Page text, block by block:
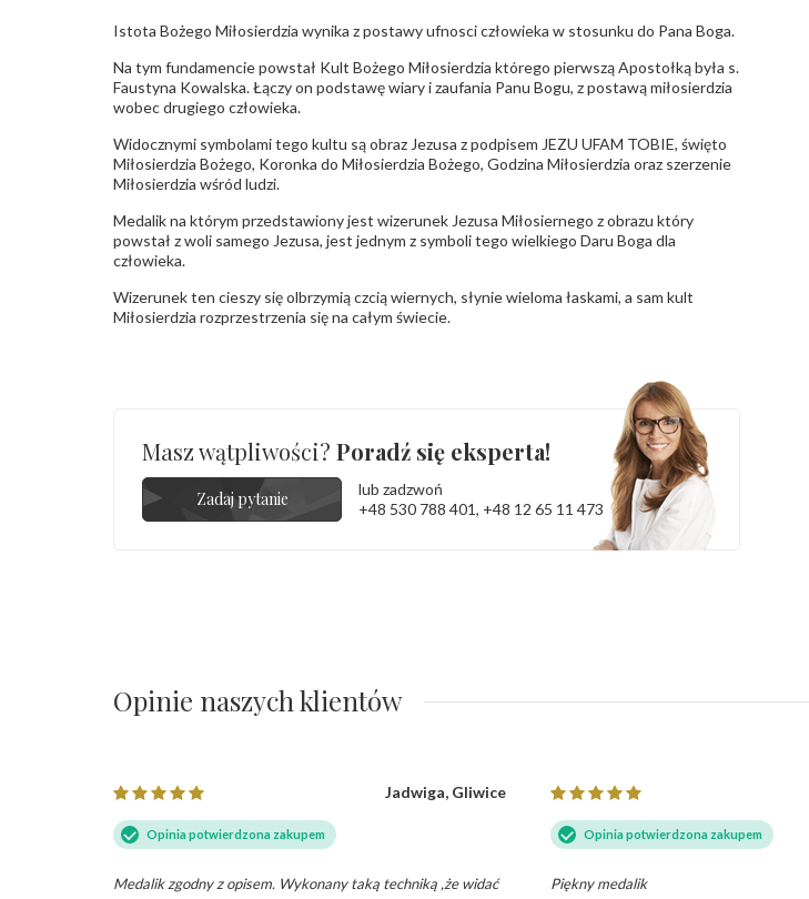
Istota Bożego Miłosierdzia wynika z postawy ufnosci człowieka w stosunku do Pana Boga.
Na tym fundamencie powstał Kult Bożego Miłosierdzia którego pierwszą Apostołką była s.
Faustyna Kowalska. Łączy on podstawę wiary i zaufania Panu Bogu, z postawą miłosierdzia
wobec drugiego człowieka.
Widocznymi symbolami tego kultu są obraz Jezusa z podpisem JEZU UFAM TOBIE, święto
Miłosierdzia Bożego, Koronka do Miłosierdzia Bożego, Godzina Miłosierdzia oraz szerzenie
Miłosierdzia wśród ludzi.
Medalik na którym przedstawiony jest wizerunek Jezusa Miłosiernego z obrazu który
powstał z woli samego Jezusa, jest jednym z symboli tego wielkiego Daru Boga dla
człowieka.
Wizerunek ten cieszy się olbrzymią czcią wiernych, słynie wieloma łaskami, a sam kult
Miłosierdzia rozprzestrzenia się na całym świecie.
Masz wątpliwości? Poradź się eksperta!
Zadaj pytanie
lub zadzwoń
+48 530 788 401, +48 12 65 11 473
Opinie naszych klientów
Jadwiga, Gliwice
Opinia potwierdzona zakupem
Medalik zgodny z opisem. Wykonany taką techniką ,że widać
Opinia potwierdzona zakupem
Piękny medalik